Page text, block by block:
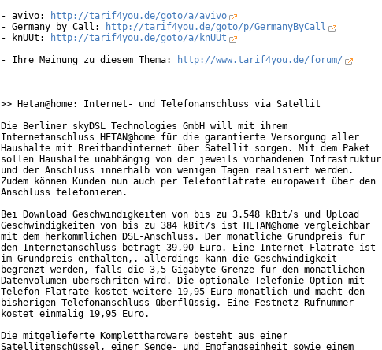
- avivo:
http://tarif4you.de/goto/a/avivo
- Germany by Call:
http://tarif4you.de/goto/p/GermanyByCall
- knUUt:
http://tarif4you.de/goto/a/knUUt
- Ihre Meinung zu diesem Thema:
http://www.tarif4you.de/forum/
>> Hetan@home: Internet- und Telefonanschluss via Satellit
Die Berliner skyDSL Technologies GmbH will mit ihrem
Internetanschluss HETAN@home für die garantierte Versorgung aller
Haushalte mit Breitbandinternet über Satellit sorgen. Mit dem Paket
sollen Haushalte unabhängig von der jeweils vorhandenen Infrastruktur
und der Anschluss innerhalb von wenigen Tagen realisiert werden.
Zudem können Kunden nun auch per Telefonflatrate europaweit über den
Anschluss telefonieren.
Bei Download Geschwindigkeiten von bis zu 3.548 kBit/s und Upload
Geschwindigkeiten von bis zu 384 kBit/s ist HETAN@home vergleichbar
mit dem herkömmlichen DSL-Anschluss. Der monatliche Grundpreis für
den Internetanschluss beträgt 39,90 Euro. Eine Internet-Flatrate ist
im Grundpreis enthalten,. allerdings kann die Geschwindigkeit
begrenzt werden, falls die 3,5 Gigabyte Grenze für den monatlichen
Datenvolumen überschriten wird. Die optionale Telefonie-Option mit
Telefon-Flatrate kostet weitere 19,95 Euro monatlich und macht den
bisherigen Telefonanschluss überflüssig. Eine Festnetz-Rufnummer
kostet einmalig 19,95 Euro.
Die mitgelieferte Kompletthardware besteht aus einer
Satellitenschüssel, einer Sende- und Empfangseinheit sowie einem